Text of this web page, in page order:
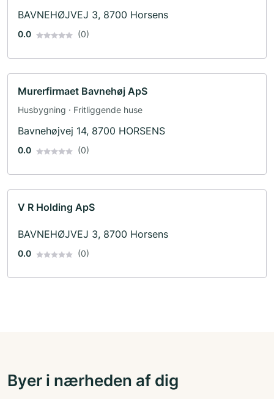
BAVNEHØJVEJ 3, 8700 Horsens
0.0 (0)
Murerfirmaet Bavnehøj ApS
Husbygning · Fritliggende huse
Bavnehøjvej 14, 8700 HORSENS
0.0 (0)
V R Holding ApS
BAVNEHØJVEJ 3, 8700 Horsens
0.0 (0)
Byer i nærheden af dig